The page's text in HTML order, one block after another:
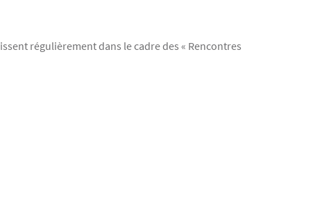
régulièrement dans le cadre des « Rencontres